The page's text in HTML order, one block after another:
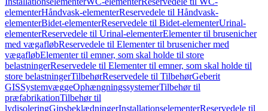
elementerHåndvask-elementerReservedele til Håndvask-
elementerBidet-elementerReservedele til Bidet-elementerUrinal-
elementerReservedele til Urinal-elementerElementer til brusenicher
med vægafløbReservedele til Elementer til brusenicher med
vægafløbElementer til emner, som skal holde til store
belastningerReservedele til Elementer til emner, som skal holde til
store belastningerTilbehørReservedele til TilbehørGeberit
GISSystemvæggeOphængningssystemerTilbehør til
præfabrikationTilbehør til
lydisoleringGipsbeklædningerInstallationselementerReservedele til